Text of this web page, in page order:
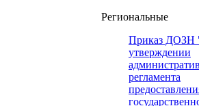
Региональные
Приказ ДОЗН
утверждении
регламента